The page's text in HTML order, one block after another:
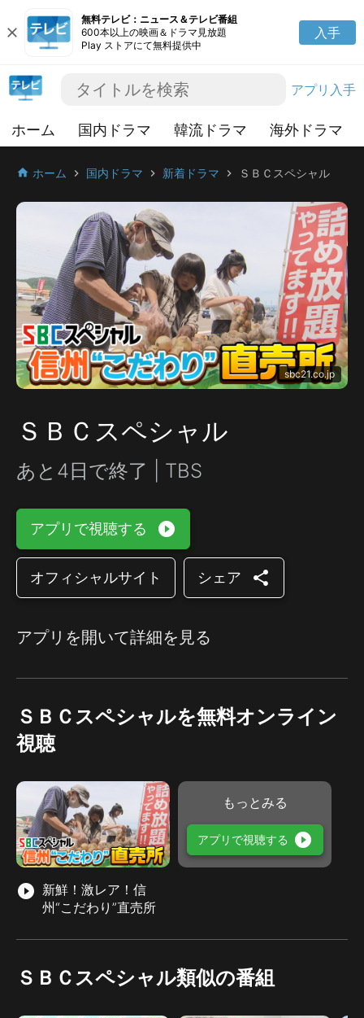
close
無料テレビ：ニュース＆テレビ番組
600本以上の映画＆ドラマ見放題
Play ストアにて無料提供中
入手
アプリ入手
ホーム 国内ドラマ 韓流ドラマ 海外ドラマ
home ホーム chevron_right 国内ドラマ chevron_right 新着ドラマ chevron_right ＳＢＣスペシャル
sbc21.co.jp
ＳＢＣスペシャル
あと4日で終了 | TBS
アプリで視聴する play_circle_filled
オフィシャルサイト シェア share
アプリを開いて詳細を見る
ＳＢＣスペシャルを無料オンライン
視聴
play_circle_filled 新鮮！激レア！信
州“こだわり”直売所
もっとみる
アプリで視聴する play_circle_filled
ＳＢＣスペシャル類似の番組